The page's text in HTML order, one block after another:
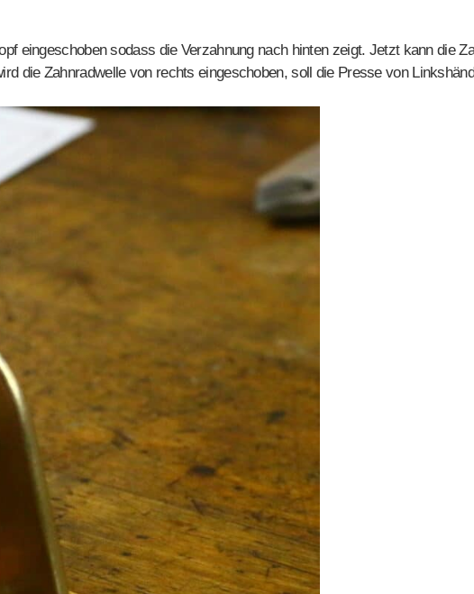
eingeschoben sodass die Verzahnung nach hinten zeigt. Jetzt kann die
die Zahnradwelle von rechts eingeschoben, soll die Presse von